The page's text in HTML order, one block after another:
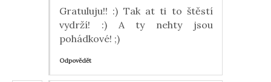
Gratuluju!! :) Tak at ti to štěstí
vydrží! :) A ty nehty jsou
pohádkové! ;)
Odpovědět